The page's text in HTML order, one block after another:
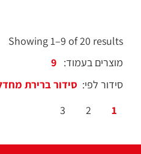
Showing 1–9 of 20 results
מוצרים בעמוד:
סידור לפי:
1
2
3